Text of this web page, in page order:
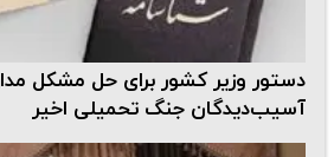
دستور وزیر کشور برای حل مشکل
آسیب‌دیدگان جنگ تحمیلی اخیر